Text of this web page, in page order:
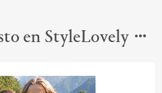
en StyleLovely